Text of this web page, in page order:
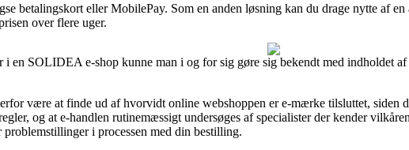
betalingskort eller MobilePay. Som en anden løsning kan du drage nytte af
over flere uger.
i en SOLIDEA e-shop kunne man i og for sig gøre sig bekendt med indholdet
være at finde ud af hvorvidt online webshoppen er e-mærke tilsluttet, siden
og at e-handlen rutinemæssigt undersøges af specialister der kender
problemstillinger i processen med din bestilling.